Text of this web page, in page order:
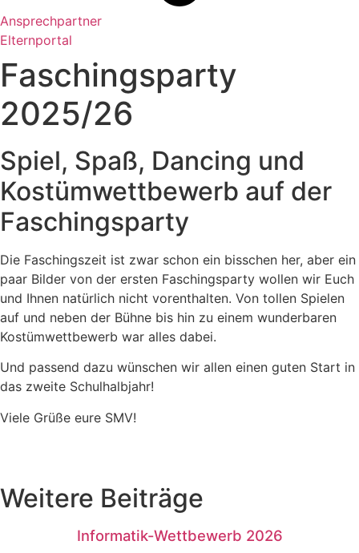
Ansprechpartner
Elternportal
Faschingsparty
2025/26
Spiel, Spaß, Dancing und
Kostümwettbewerb auf der
Faschingsparty
Die Faschingszeit ist zwar schon ein bisschen her, aber ein
paar Bilder von der ersten Faschingsparty wollen wir Euch
und Ihnen natürlich nicht vorenthalten. Von tollen Spielen
auf und neben der Bühne bis hin zu einem wunderbaren
Kostümwettbewerb war alles dabei.
Und passend dazu wünschen wir allen einen guten Start in
das zweite Schulhalbjahr!
Viele Grüße eure SMV!
Weitere Beiträge
Informatik-Wettbewerb 2026